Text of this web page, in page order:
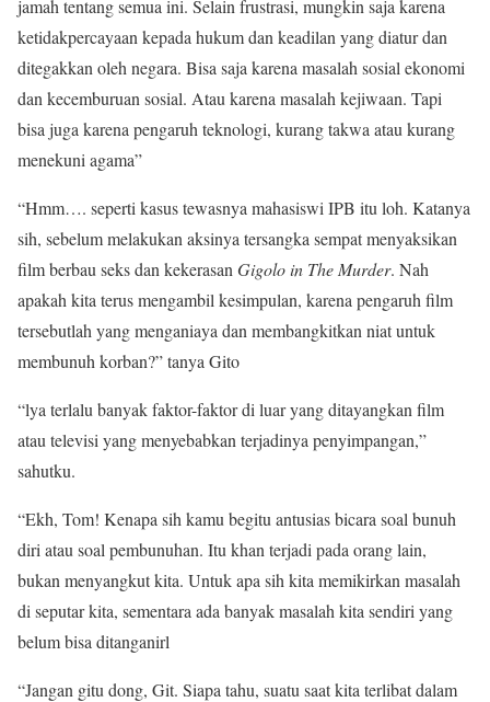
jamah tentang semua ini. Selain frustrasi, mungkin saja karena
ketidakpercayaan kepada hukum dan keadilan yang diatur dan
ditegakkan oleh negara. Bisa saja karena masalah sosial ekonomi
dan kecemburuan sosial. Atau karena masalah kejiwaan. Tapi
bisa juga karena pengaruh teknologi, kurang takwa atau kurang
menekuni agama”
“Hmm…. seperti kasus tewasnya mahasiswi IPB itu loh. Katanya
sih, sebelum melakukan aksinya tersangka sempat menyaksikan
film berbau seks dan kekerasan Gigolo in The Murder. Nah
apakah kita terus mengambil kesimpulan, karena pengaruh film
tersebutlah yang menganiaya dan membangkitkan niat untuk
membunuh korban?” tanya Gito
“lya terlalu banyak faktor-faktor di luar yang ditayangkan film
atau televisi yang menyebabkan terjadinya penyimpangan,”
sahutku.
“Ekh, Tom! Kenapa sih kamu begitu antusias bicara soal bunuh
diri atau soal pembunuhan. Itu khan terjadi pada orang lain,
bukan menyangkut kita. Untuk apa sih kita memikirkan masalah
di seputar kita, sementara ada banyak masalah kita sendiri yang
belum bisa ditanganirl
“Jangan gitu dong, Git. Siapa tahu, suatu saat kita terlibat dalam